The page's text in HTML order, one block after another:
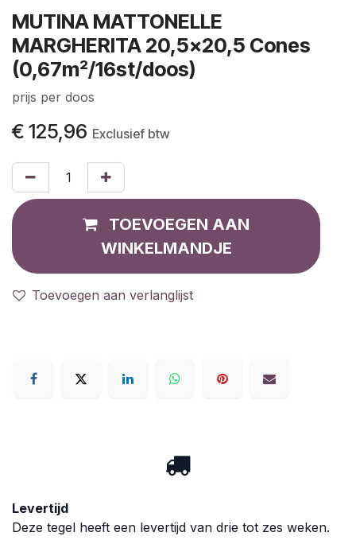
MUTINA MATTONELLE
MARGHERITA 20,5x20,5 Cones
(0,67m²/16st/doos)
prijs per doos
€ 125,96 Exclusief btw
TOEVOEGEN AAN
WINKELMANDJE
Toevoegen aan verlanglijst
Levertijd
Deze tegel heeft een levertijd van drie tot zes weken.